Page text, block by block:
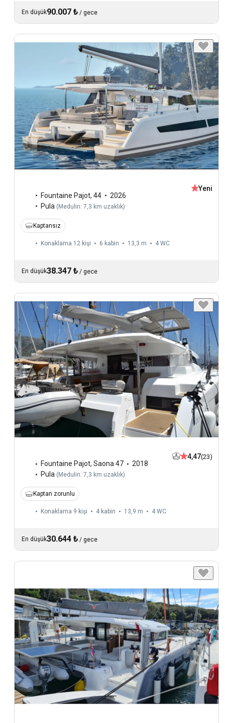
En düşük90.007 ₺ / gece
Fountaine Pajot, 44
2026
Pula (Medulin: 7,3 km uzaklık)
Yeni
Kaptansız
Konaklama 12 kişi 6 kabin 13,3 m 4 WC
En düşük38.347 ₺ / gece
Fountaine Pajot, Saona 47
2018
Pula ( Medulin: 7,3 km uzaklık)
4,47(23)
Kaptan zorunlu
Konaklama 9 kişi 4 kabin 13,9 m 4 WC
En düşük30.644 ₺ / gece